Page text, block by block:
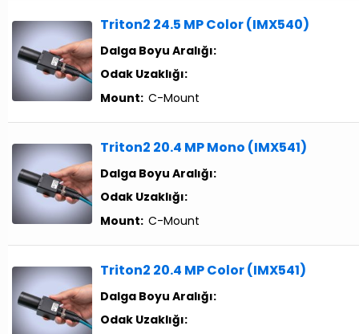
Triton2 24.5 MP Color (IMX540)
Dalga Boyu Aralığı:
Odak Uzaklığı:
Mount: C-Mount
Triton2 20.4 MP Mono (IMX541)
Dalga Boyu Aralığı:
Odak Uzaklığı:
Mount: C-Mount
Triton2 20.4 MP Color (IMX541)
Dalga Boyu Aralığı:
Odak Uzaklığı: